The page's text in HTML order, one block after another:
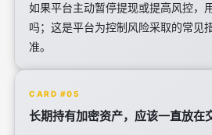
如果平台主动暂停提现或提高风控，
吗；这是平台为控制风险采取的常见
准。
CARD #05
长期持有加密资产，应该一直放在